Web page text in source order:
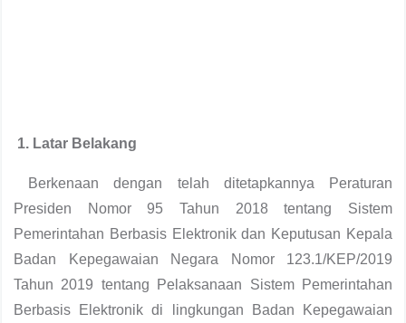
1. Latar Belakang
Berkenaan dengan telah ditetapkannya Peraturan
Presiden Nomor 95 Tahun 2018 tentang Sistem
Pemerintahan Berbasis Elektronik dan Keputusan Kepala
Badan Kepegawaian Negara Nomor 123.1/KEP/2019
Tahun 2019 tentang Pelaksanaan Sistem Pemerintahan
Berbasis Elektronik di lingkungan Badan Kepegawaian